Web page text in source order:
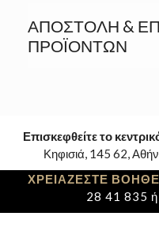
ΑΠΟΣΤΟΛΉ &
ΠΡΟΪΟΝΤΩΝ
Επισκεφθείτε το
Κηφισιά, 145 62,
ΧΡΕΙΑΖΕΣΤΕ
28 41 835